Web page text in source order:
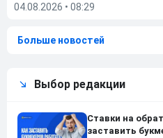
04.08.2026 • 08:29
Больше новостей
Выбор редакции
Ставки на
заставить